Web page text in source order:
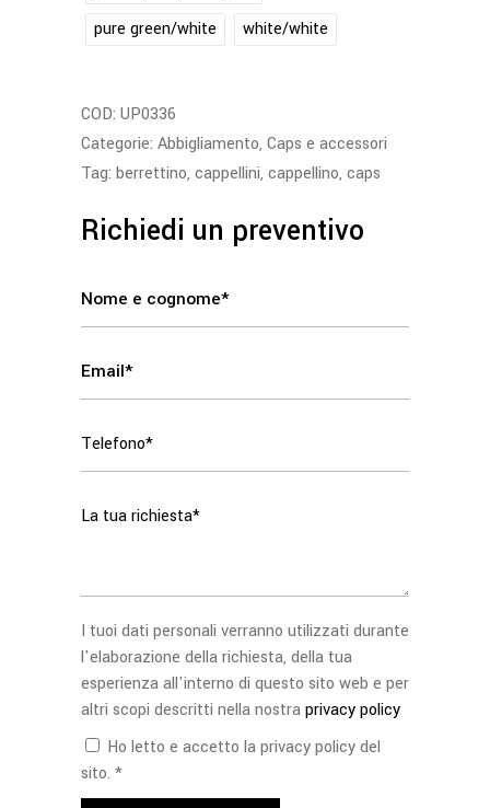
pure green/white
white/white
COD: UP0336
Categorie: Abbigliamento, Caps e accessori
Tag: berrettino, cappellini, cappellino, caps
Richiedi un preventivo
I tuoi dati personali verranno utilizzati durante
l'elaborazione della richiesta, della tua
esperienza all'interno di questo sito web e per
altri scopi descritti nella nostraprivacy policy
Ho letto e accetto la privacy policy del
sito. *